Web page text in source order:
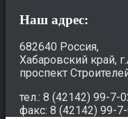
Наш адрес:
682640 Россия,
Хабаровский край,
проспект
тел.: 8 (42142) 99-7-
факс: 8 (42142) 99-7-